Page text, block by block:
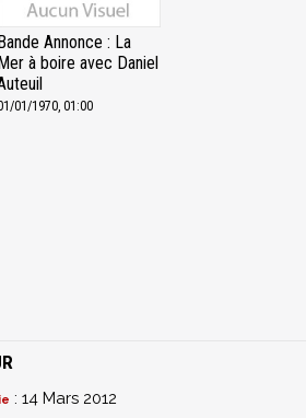
Bande Annonce : La
Mer à boire avec Daniel
01/1970, 01:00
: 14 Mars 2012